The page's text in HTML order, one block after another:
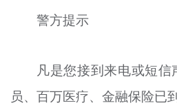
警方提示
凡是您接到来电或短信
员、百万医疗、金融保险已